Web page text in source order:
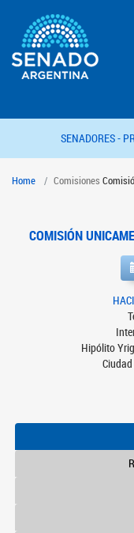
SENADORES -
Home Comisiones
COMISIÓN
Hipólito